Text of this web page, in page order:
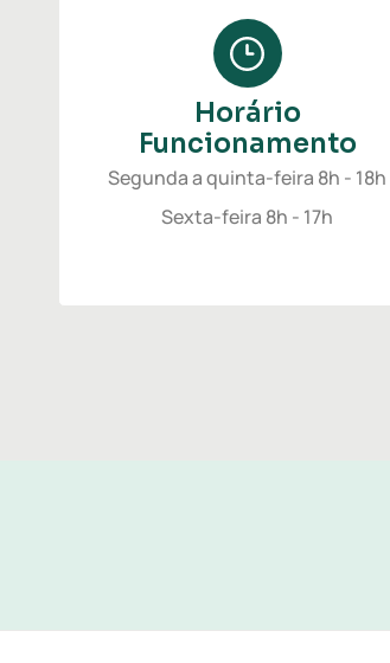
Horário
Funcionamento
Segunda a quinta-feira 8h - 18h
Sexta-feira 8h - 17h